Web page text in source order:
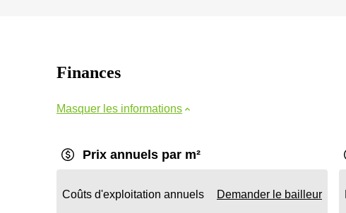
Finances
Masquer les informations
Prix annuels par m²
Coûts d'exploitation annuels Demander le bailleur